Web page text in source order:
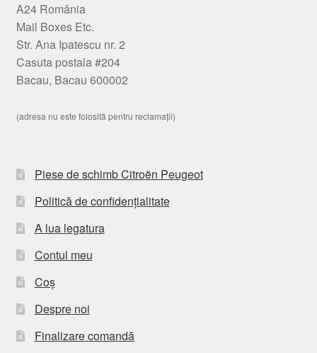
A24 România
Mail Boxes Etc.
Str. Ana Ipatescu nr. 2
Casuta postala #204
Bacau, Bacau 600002
(adresa nu este folosită pentru reclamații)
Piese de schimb Citroën Peugeot
Politică de confidențialitate
A lua legatura
Contul meu
Coș
Despre noi
Finalizare comandă